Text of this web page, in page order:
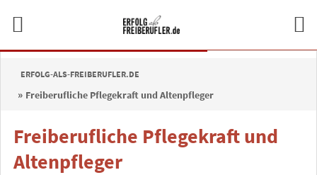
ERFOLG-ALS-FREIBERUFLER.DE
Freiberufliche Pflegekraft und Altenpfleger
Freiberufliche Pflegekraft und
Altenpfleger